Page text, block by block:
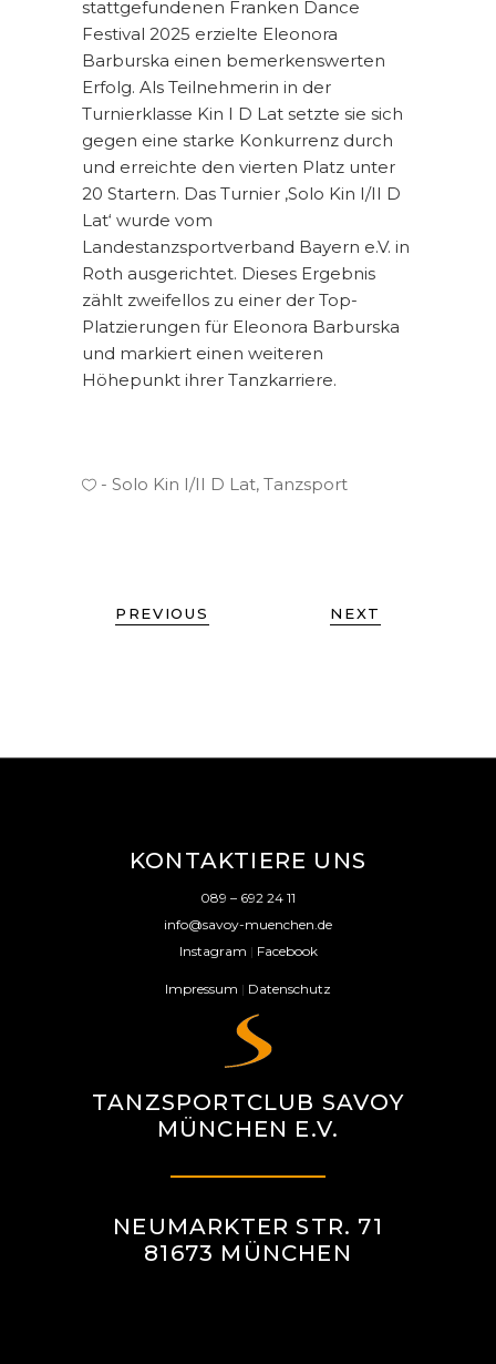
stattgefundenen Franken Dance
Festival 2025 erzielte Eleonora
Barburska einen bemerkenswerten
Erfolg. Als Teilnehmerin in der
Turnierklasse Kin I D Lat setzte sie sich
gegen eine starke Konkurrenz durch
und erreichte den vierten Platz unter
20 Startern. Das Turnier ‚Solo Kin I/II D
Lat‘ wurde vom
Landestanzsportverband Bayern e.V. in
Roth ausgerichtet. Dieses Ergebnis
zählt zweifellos zu einer der Top-
Platzierungen für Eleonora Barburska
und markiert einen weiteren
Höhepunkt ihrer Tanzkarriere.
Solo Kin I/II D Lat, Tanzsport
PREVIOUS NEXT
KONTAKTIERE UNS
089 – 692 24 11
info@savoy-muenchen.de
Instagram | Facebook
Impressum | Datenschutz
TANZSPORTCLUB SAVOY
MÜNCHEN E.V.
NEUMARKTER STR. 71
81673 MÜNCHEN